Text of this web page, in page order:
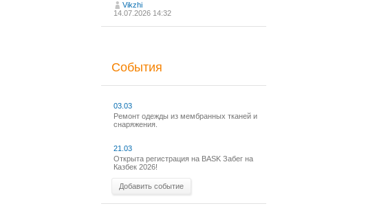
Vikzhi
14.07.2026 14:32
События
03.03
Ремонт одежды из мембранных тканей и
снаряжения.
21.03
Открыта регистрация на BASK Забег на
Казбек 2026!
Добавить событие